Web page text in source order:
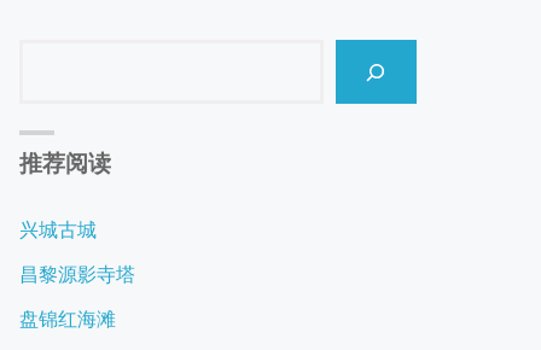
推荐阅读
兴城古城
昌黎源影寺塔
盘锦红海滩